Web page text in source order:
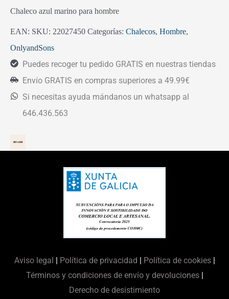
Chaleco azul marino para hombre
EAN: SKU: 22027450 Categorías: Chalecos, Hombre,
OnlyandSons
Puedes recoger tu pedido GRATIS en nuestras tiendas
Envío GRATIS en compras superiores a 49.99€
Si necesitas ayuda mándanos un whatsapp al
646.436.563
Aviso legal Política de privacidad Política de cookies|
Términos y condiciones de envío y devoluciones|
Derecho de desistimiento